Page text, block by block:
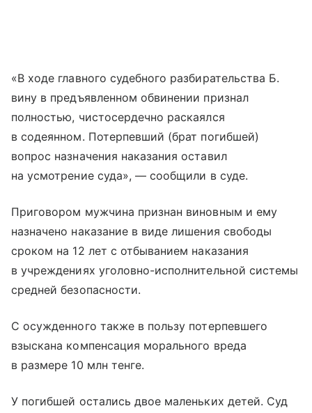
«В ходе главного судебного разбирательства Б.
вину в предъявленном обвинении признал
полностью, чистосердечно раскаялся
в содеянном. Потерпевший (брат погибшей)
вопрос назначения наказания оставил
на усмотрение суда», — сообщили в суде.
Приговором мужчина признан виновным и ему
назначено наказание в виде лишения свободы
сроком на 12 лет с отбыванием наказания
в учреждениях уголовно-исполнительной системы
средней безопасности.
С осужденного также в пользу потерпевшего
взыскана компенсация морального вреда
в размере 10 млн тенге.
У погибшей остались двое маленьких детей. Суд